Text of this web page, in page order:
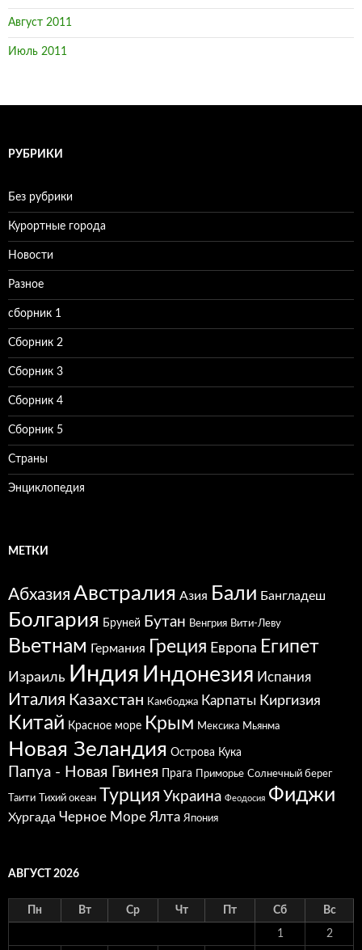
Август 2011
Июль 2011
РУБРИКИ
Без рубрики
Курортные города
Новости
Разное
сборник 1
Сборник 2
Сборник 3
Сборник 4
Сборник 5
Страны
Энциклопедия
МЕТКИ
Абхазия Австралия Азия Бали Бангладеш
Болгария Бруней Бутан Венгрия Вити-Леву
Вьетнам Германия Греция Европа Египет
Израиль Индия Индонезия Испания
Италия Казахстан Камбоджа Карпаты Киргизия
Китай Красное море Крым Мексика Мьянма
Новая Зеландия Острова Кука
Папуа - Новая Гвинея Прага Приморье Солнечный берег
Таити Тихий океан Турция Украина Феодосия Фиджи
Хургада Черное Море Ялта Япония
АВГУСТ 2026
Пн Вт Ср Чт Пт Сб Вс
1 2